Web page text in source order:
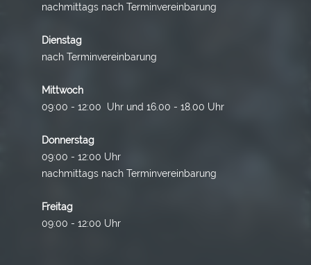
nachmittags nach Terminvereinbarung
Dienstag
nach Terminvereinbarung
Mittwoch
09:00 - 12:00 Uhr und 16.00 - 18.00 Uhr
Donnerstag
09:00 - 12:00 Uhr
nachmittags nach Terminvereinbarung
Freitag
09:00 - 12:00 Uhr